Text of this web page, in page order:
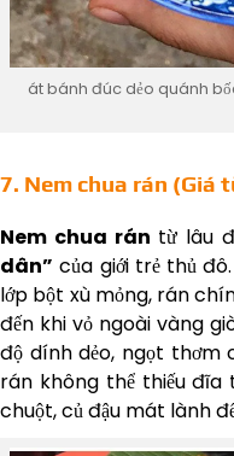
át bánh đúc dẻo quánh
7. Nem chua rán (Giá
Nem chua rán từ lâu
dân” của giới trẻ thủ
lớp bột xù mỏng, rán
đến khi vỏ ngoài vàng
độ dính dẻo, ngọt
rán không thể thiếu
chuột, củ đậu mát lành